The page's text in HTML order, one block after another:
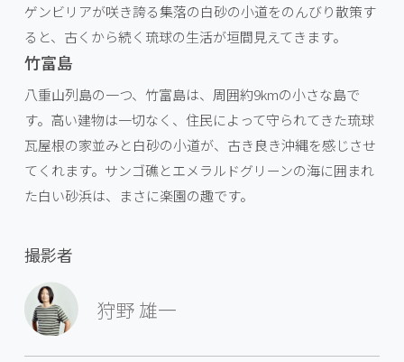
ゲンビリアが咲き誇る集落の白砂の小道をのんびり散策す
ると、古くから続く琉球の生活が垣間見えてきます。
竹富島
八重山列島の一つ、竹富島は、周囲約9kmの小さな島で
す。高い建物は一切なく、住民によって守られてきた琉球
瓦屋根の家並みと白砂の小道が、古き良き沖縄を感じさせ
てくれます。サンゴ礁とエメラルドグリーンの海に囲まれ
た白い砂浜は、まさに楽園の趣です。
撮影者
狩野 雄一